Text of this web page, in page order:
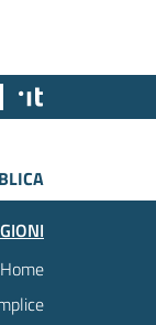
Team Digitale
Home